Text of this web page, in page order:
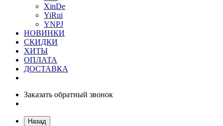
XinDe
YiRui
YNPJ
НОВИНКИ
СКИДКИ
ХИТЫ
ОПЛАТА
ДОСТАВКА
Заказать обратный звонок
Назад